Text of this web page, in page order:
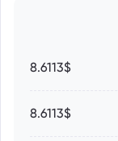
8.6113$
8.6113$